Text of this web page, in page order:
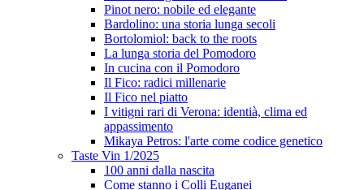
Pinot nero: nobile ed elegante
Bardolino: una storia lunga secoli
Bortolomiol: back to the roots
La lunga storia del Pomodoro
In cucina con il Pomodoro
Il Fico: radici millenarie
Il Fico nel piatto
I vitigni rari di Verona: identià, clima ed
appassimento
Mikaya Petros: l'arte come codice genetico
Taste Vin 1/2025
100 anni dalla nascita
Come stanno i Colli Euganei